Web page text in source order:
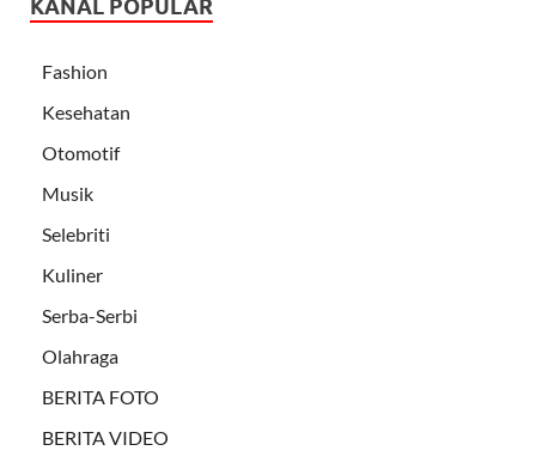
KANAL POPULAR
Fashion
Kesehatan
Otomotif
Musik
Selebriti
Kuliner
Serba-Serbi
Olahraga
BERITA FOTO
BERITA VIDEO